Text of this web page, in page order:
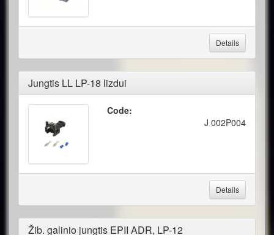
Details
Jungtis LL LP-18 lizdui
Code:
J 002P004
Details
Žib. galinio jungtis EPII ADR, LP-12